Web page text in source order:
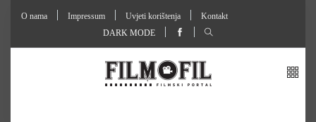
O nama Impressum Uvjeti korištenja
Kontakt
DARK MODE